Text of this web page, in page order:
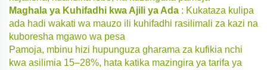
Maghala ya Kuhifadhi kwa Ajili ya Ada : Kukataza kulipa
ada hadi wakati wa mauzo ili kuhifadhi rasilimali za kazi na
kuboresha mgawo wa pesa
Pamoja, mbinu hizi hupunguza gharama za kufikia nchi
kwa asilimia 15–28%, hata katika mazingira ya tarifa ya